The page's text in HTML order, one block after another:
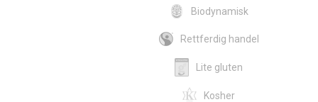
Biodynamisk
Rettferdig handel
Lite gluten
Kosher